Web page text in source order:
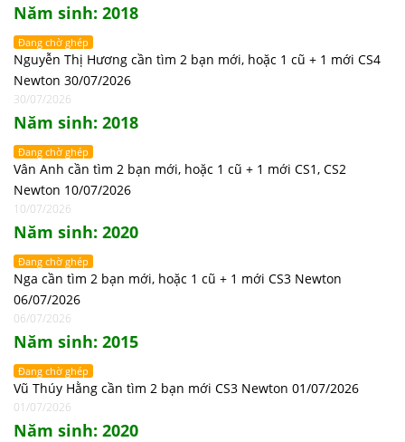
Năm sinh: 2018
Đang chờ ghép
Nguyễn Thị Hương cần tìm 2 bạn mới, hoặc 1 cũ + 1 mới CS4
Newton 30/07/2026
30/07/2026
Năm sinh: 2018
Đang chờ ghép
Vân Anh cần tìm 2 bạn mới, hoặc 1 cũ + 1 mới CS1, CS2
Newton 10/07/2026
10/07/2026
Năm sinh: 2020
Đang chờ ghép
Nga cần tìm 2 bạn mới, hoặc 1 cũ + 1 mới CS3 Newton
06/07/2026
06/07/2026
Năm sinh: 2015
Đang chờ ghép
Vũ Thúy Hằng cần tìm 2 bạn mới CS3 Newton 01/07/2026
01/07/2026
Năm sinh: 2020